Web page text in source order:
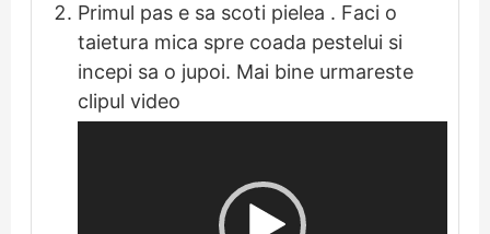
Primul pas e sa scoti pielea . Faci o
taietura mica spre coada pestelui si
incepi sa o jupoi. Mai bine urmareste
clipul video